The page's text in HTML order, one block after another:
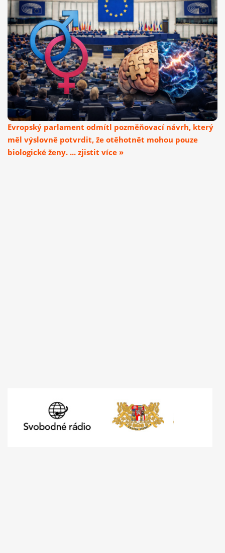
Evropský parlament odmítl pozměňovací návrh, který
měl výslovně potvrdit, že otěhotnět mohou pouze
biologické ženy. ... zjistit více »